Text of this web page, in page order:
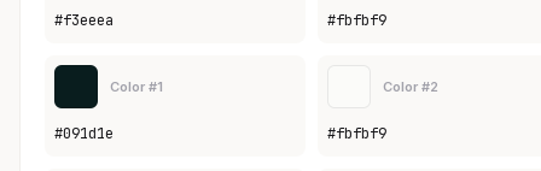
#f3eeea #fbfbf9
Color #1
#091d1e
Color #2
#fbfbf9